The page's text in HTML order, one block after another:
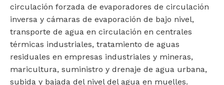
circulación forzada de evaporadores de circulación
inversa y cámaras de evaporación de bajo nivel,
transporte de agua en circulación en centrales
térmicas industriales, tratamiento de aguas
residuales en empresas industriales y mineras,
maricultura, suministro y drenaje de agua urbana,
subida y bajada del nivel del agua en muelles.